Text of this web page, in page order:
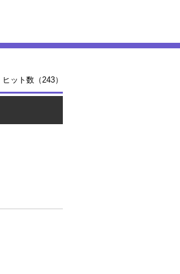
ヒット数（243）